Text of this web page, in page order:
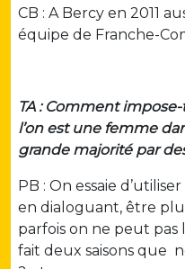
CB : A Bercy en 2011
équipe de Franche-
TA : Comment
l’on est une femme
grande majorité par
PB : On essaie
en dialoguant, être
parfois on ne peut pas
fait deux saisons que